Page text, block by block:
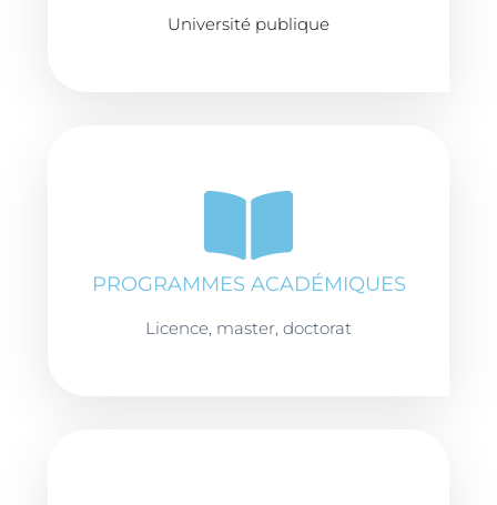
Université publique
PROGRAMMES ACADÉMIQUES
Licence, master, doctorat